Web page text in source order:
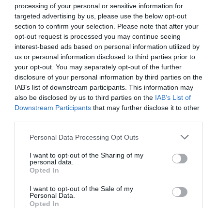
processing of your personal or sensitive information for
targeted advertising by us, please use the below opt-out
section to confirm your selection. Please note that after your
opt-out request is processed you may continue seeing
interest-based ads based on personal information utilized by
us or personal information disclosed to third parties prior to
your opt-out. You may separately opt-out of the further
disclosure of your personal information by third parties on the
IAB’s list of downstream participants. This information may
also be disclosed by us to third parties on the IAB’s List of
Downstream Participants that may further disclose it to other
Please note that this website/app uses one or more Google
not limited to your visit or usage behaviour. You may click to
grant or deny consent to Google and its third-party tags to
use your data for below specified purposes in below Google
consent section.
Personal Data Processing Opt Outs
I want to opt-out of the Sharing of my
personal data.
Opted In
I want to opt-out of the Sale of my
Personal Data.
Opted In